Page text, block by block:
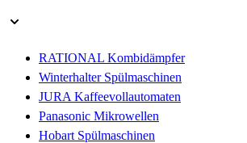
RATIONAL Kombidämpfer
Winterhalter Spülmaschinen
JURA Kaffeevollautomaten
Panasonic Mikrowellen
Hobart Spülmaschinen